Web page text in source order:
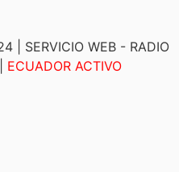
| SERVICIO WEB - RADIO
ECUADOR ACTIVO